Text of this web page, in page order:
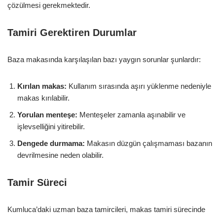
çözülmesi gerekmektedir.
Tamiri Gerektiren Durumlar
Baza makasında karşılaşılan bazı yaygın sorunlar şunlardır:
Kırılan makas: Kullanım sırasında aşırı yüklenme nedeniyle
makas kırılabilir.
Yorulan menteşe: Menteşeler zamanla aşınabilir ve
işlevselliğini yitirebilir.
Dengede durmama: Makasın düzgün çalışmaması bazanın
devrilmesine neden olabilir.
Tamir Süreci
Kumluca’daki uzman baza tamircileri, makas tamiri sürecinde